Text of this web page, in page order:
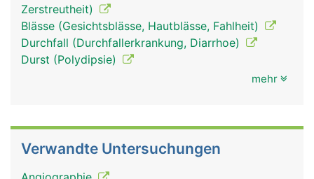
Zerstreutheit)
Blässe (Gesichtsblässe, Hautblässe, Fahlheit)
Durchfall (Durchfallerkrankung, Diarrhoe)
Durst (Polydipsie)
mehr
Verwandte Untersuchungen